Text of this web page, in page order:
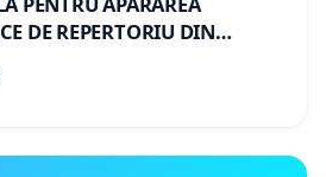
DE REPERTORIU DIN